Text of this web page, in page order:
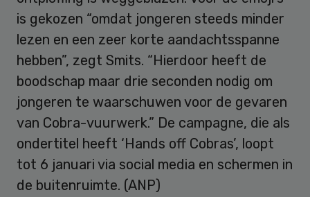
is gekozen “omdat jongeren steeds minder
lezen en een zeer korte aandachtsspanne
hebben”, zegt Smits. “Hierdoor heeft de
boodschap maar drie seconden nodig om
jongeren te waarschuwen voor de gevaren
van Cobra-vuurwerk.” De campagne, die als
ondertitel heeft ‘Hands off Cobras’, loopt
tot 6 januari via social media en schermen in
de buitenruimte. (ANP)